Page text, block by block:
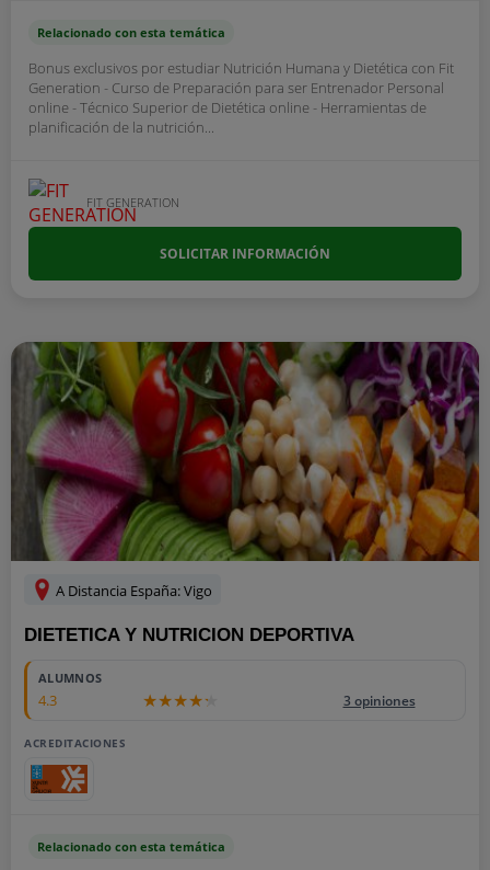
Relacionado con esta temática
Bonus exclusivos por estudiar Nutrición Humana y Dietética con Fit
Generation - Curso de Preparación para ser Entrenador Personal
online - Técnico Superior de Dietética online - Herramientas de
planificación de la nutrición...
FIT GENERATION
SOLICITAR INFORMACIÓN
A Distancia España: Vigo
DIETETICA Y NUTRICION DEPORTIVA
ALUMNOS
4.3 3 opiniones
ACREDITACIONES
Relacionado con esta temática